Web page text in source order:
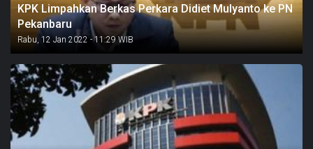
KPK Limpahkan Berkas Perkara Didiet Mulyanto ke PN
Pekanbaru
Rabu, 12 Jan 2022 - 11:29 WIB